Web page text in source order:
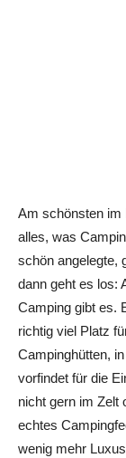
Am schönsten im
alles, was
schön angelegte,
dann geht es los:
Camping gibt es.
richtig viel Platz
Campinghütten,
vorfindet für die
nicht gern im Zelt
echtes
wenig mehr